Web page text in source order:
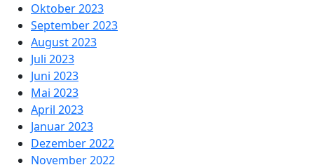
Oktober 2023
September 2023
August 2023
Juli 2023
Juni 2023
Mai 2023
April 2023
Januar 2023
Dezember 2022
November 2022